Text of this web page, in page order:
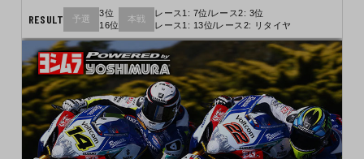
RESULT 予選
3位
16位
本戦
レース1: 7位/レース2: 3位
レース1: 13位/レース2: リタイヤ